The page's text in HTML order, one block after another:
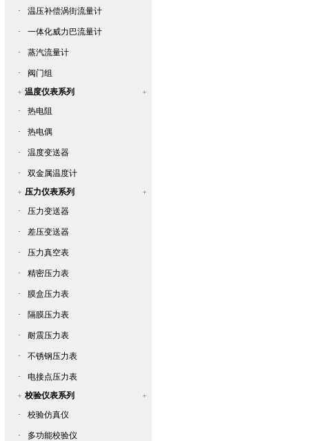
· 温压补偿涡街流量计
· 一体化威力巴流量计
· 蒸汽流量计
·
阀门组
温度仪表系列
·
热电阻
· 热电偶
· 温度变送器
·
双金属温度计
压力仪表系列
·
压力变送器
· 差压变送器
· 压力真空表
· 精密压力表
· 膜盒压力表
· 隔膜压力表
· 耐震压力表
· 不锈钢压力表
·
电接点压力表
校验仪表系列
·
校验仿真仪
· 多功能校验仪